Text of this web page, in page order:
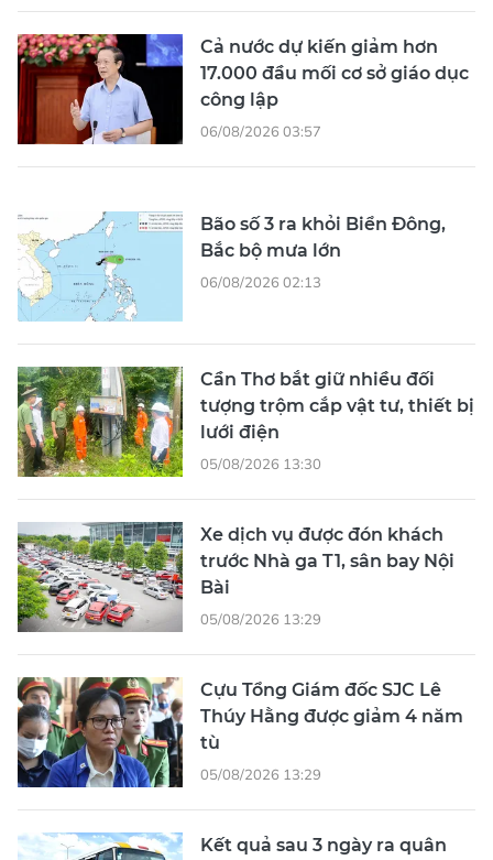
Cả nước dự kiến giảm hơn
17.000 đầu mối cơ sở giáo dục
công lập
06/08/2026 03:57
Bão số 3 ra khỏi Biển Đông,
Bắc bộ mưa lớn
06/08/2026 02:13
Cần Thơ bắt giữ nhiều đối
tượng trộm cắp vật tư, thiết bị
lưới điện
05/08/2026 13:30
Xe dịch vụ được đón khách
trước Nhà ga T1, sân bay Nội
Bài
05/08/2026 13:29
Cựu Tổng Giám đốc SJC Lê
Thúy Hằng được giảm 4 năm
tù
05/08/2026 13:29
Kết quả sau 3 ngày ra quân